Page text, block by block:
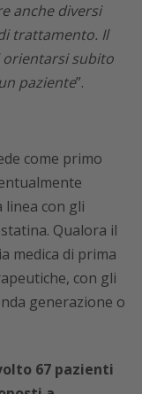
anche diversi
trattamento. Il
subito
paziente”.
come primo
linea con gli
Qualora il
medica di prima
con gli
generazione o
67 pazienti